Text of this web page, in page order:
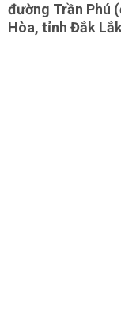
đường Trần Phú
Hòa, tỉnh Đắk